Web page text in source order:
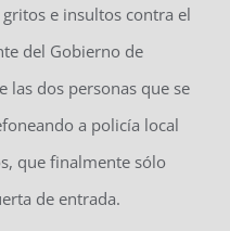
e insultos contra el
del Gobierno de
las dos personas que se
a policía local
que finalmente sólo
de entrada.